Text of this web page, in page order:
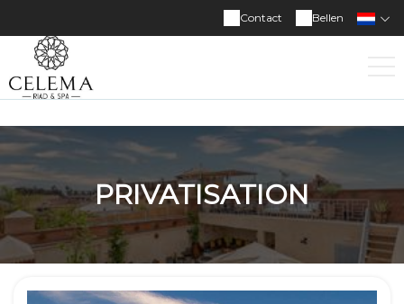
Bellen
Contact
PRIVATISATION